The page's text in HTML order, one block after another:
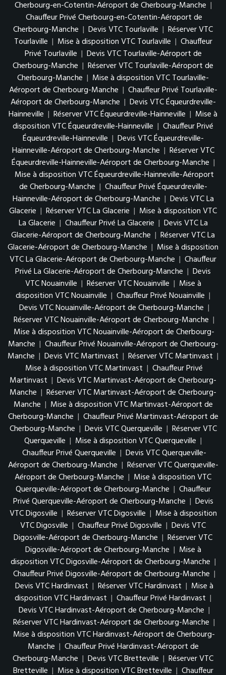
Cherbourg-en-Cotentin-Aéroport de Cherbourg-Manche |
Chauffeur Privé Cherbourg-en-Cotentin-Aéroport de
Cherbourg-Manche | Devis VTC Tourlaville | Réserver VTC
Tourlaville | Mise à disposition VTC Tourlaville | Chauffeur
Privé Tourlaville | Devis VTC Tourlaville-Aéroport de
Cherbourg-Manche | Réserver VTC Tourlaville-Aéroport de
Cherbourg-Manche | Mise à disposition VTC Tourlaville-
Aéroport de Cherbourg-Manche | Chauffeur Privé Tourlaville-
Aéroport de Cherbourg-Manche | Devis VTC Équeurdreville-
Hainneville | Réserver VTC Équeurdreville-Hainneville | Mise à
disposition VTC Équeurdreville-Hainneville | Chauffeur Privé
Équeurdreville-Hainneville | Devis VTC Équeurdreville-
Hainneville-Aéroport de Cherbourg-Manche | Réserver VTC
Équeurdreville-Hainneville-Aéroport de Cherbourg-Manche |
Mise à disposition VTC Équeurdreville-Hainneville-Aéroport
de Cherbourg-Manche | Chauffeur Privé Équeurdreville-
Hainneville-Aéroport de Cherbourg-Manche | Devis VTC La
Glacerie | Réserver VTC La Glacerie | Mise à disposition VTC
La Glacerie | Chauffeur Privé La Glacerie | Devis VTC La
Glacerie-Aéroport de Cherbourg-Manche | Réserver VTC La
Glacerie-Aéroport de Cherbourg-Manche | Mise à disposition
VTC La Glacerie-Aéroport de Cherbourg-Manche | Chauffeur
Privé La Glacerie-Aéroport de Cherbourg-Manche | Devis
VTC Nouainville | Réserver VTC Nouainville | Mise à
disposition VTC Nouainville | Chauffeur Privé Nouainville |
Devis VTC Nouainville-Aéroport de Cherbourg-Manche |
Réserver VTC Nouainville-Aéroport de Cherbourg-Manche |
Mise à disposition VTC Nouainville-Aéroport de Cherbourg-
Manche | Chauffeur Privé Nouainville-Aéroport de Cherbourg-
Manche | Devis VTC Martinvast | Réserver VTC Martinvast |
Mise à disposition VTC Martinvast | Chauffeur Privé
Martinvast | Devis VTC Martinvast-Aéroport de Cherbourg-
Manche | Réserver VTC Martinvast-Aéroport de Cherbourg-
Manche | Mise à disposition VTC Martinvast-Aéroport de
Cherbourg-Manche | Chauffeur Privé Martinvast-Aéroport de
Cherbourg-Manche | Devis VTC Querqueville | Réserver VTC
Querqueville | Mise à disposition VTC Querqueville |
Chauffeur Privé Querqueville | Devis VTC Querqueville-
Aéroport de Cherbourg-Manche | Réserver VTC Querqueville-
Aéroport de Cherbourg-Manche | Mise à disposition VTC
Querqueville-Aéroport de Cherbourg-Manche | Chauffeur
Privé Querqueville-Aéroport de Cherbourg-Manche | Devis
VTC Digosville | Réserver VTC Digosville | Mise à disposition
VTC Digosville | Chauffeur Privé Digosville | Devis VTC
Digosville-Aéroport de Cherbourg-Manche | Réserver VTC
Digosville-Aéroport de Cherbourg-Manche | Mise à
disposition VTC Digosville-Aéroport de Cherbourg-Manche |
Chauffeur Privé Digosville-Aéroport de Cherbourg-Manche |
Devis VTC Hardinvast | Réserver VTC Hardinvast | Mise à
disposition VTC Hardinvast | Chauffeur Privé Hardinvast |
Devis VTC Hardinvast-Aéroport de Cherbourg-Manche |
Réserver VTC Hardinvast-Aéroport de Cherbourg-Manche |
Mise à disposition VTC Hardinvast-Aéroport de Cherbourg-
Manche | Chauffeur Privé Hardinvast-Aéroport de
Cherbourg-Manche | Devis VTC Bretteville | Réserver VTC
Bretteville | Mise à disposition VTC Bretteville | Chauffeur